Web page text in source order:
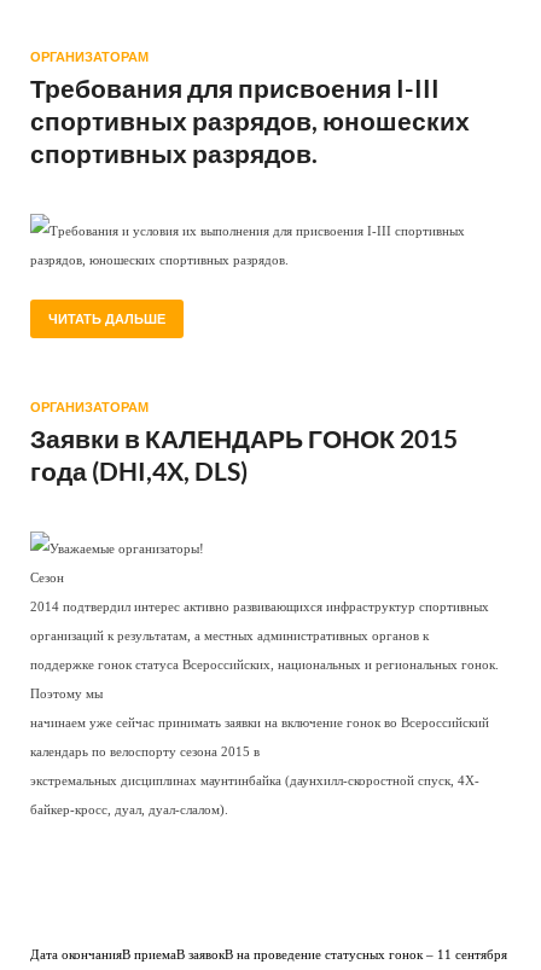
ОРГАНИЗАТОРАМ
Требования для присвоения I-III
спортивных разрядов, юношеских
спортивных разрядов.
Требования и условия их выполнения для присвоения I-III спортивных
разрядов, юношеских спортивных разрядов.
ЧИТАТЬ ДАЛЬШЕ
ОРГАНИЗАТОРАМ
Заявки в КАЛЕНДАРЬ ГОНОК 2015
года (DHI,4X, DLS)
Уважаемые организаторы!
Сезон
2014 подтвердил интерес активно развивающихся инфраструктур спортивных
организаций к результатам, а местных административных органов к
поддержке гонок статуса Всероссийских, национальных и региональных гонок.
Поэтому мы
начинаем уже сейчас принимать заявки на включение гонок во Всероссийский
календарь по велоспорту сезона 2015 в
экстремальных дисциплинах маунтинбайка (даунхилл-скоростной спуск, 4Х-
байкер-кросс, дуал, дуал-слалом).
Дата окончанияВ приемаВ заявокВ на проведение статусных гонок – 11 сентября